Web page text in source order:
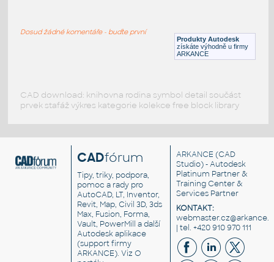
DWF
Součástky
Produkty Autodesk
získáte výhodně u firmy
ARKANCE
Dosud žádné komentáře - buďte první
CAD download: knihovna rodina symbol detail součást
prvek stafáž výkres kategorie kolekce free block library
CADfórum
Tipy, triky, podpora,
pomoc a rady pro
AutoCAD, LT, Inventor,
Revit, Map, Civil 3D, 3ds
Max, Fusion, Forma,
Vault, PowerMill a další
Autodesk aplikace
(support firmy
ARKANCE). VizO
ARKANCE (CAD
Studio) - Autodesk
Platinum Partner &
Training Center &
Services Partner
KONTAKT:
| tel. +420 910 970 111